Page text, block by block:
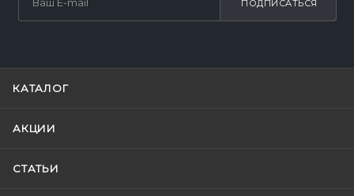
ПОДПИСАТЬСЯ
КАТАЛОГ
АКЦИИ
СТАТЬИ